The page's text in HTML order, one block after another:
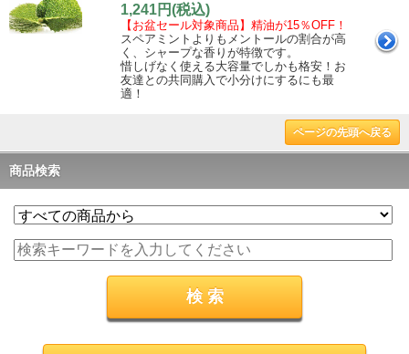
1,241円(税込)
【お盆セール対象商品】精油が15％OFF！
スペアミントよりもメントールの割合が高
く、シャープな香りが特徴です。
惜しげなく使える大容量でしかも格安！お
友達との共同購入で小分けにするにも最
適！
ページの先頭へ戻る
商品検索